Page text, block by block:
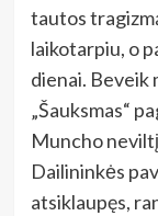
tautos
laikotarpiu, o
dienai. Beveik
„Šauksmas“
Muncho
Dailininkės
atsiklaupęs,